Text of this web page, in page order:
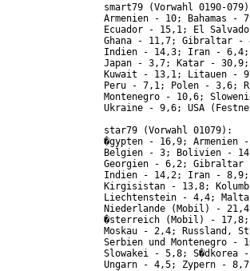
smart79 (Vorwahl 0190-
Armenien - 10; Bahamas
Ecuador - 15,1; El
Ghana - 11,7; Gibraltar
Indien - 14,3; Iran -
Japan - 3,7; Katar -
Kuwait - 13,1; Litauen -
Peru - 7,1; Polen - 3,6;
Montenegro - 10,6;
Ukraine - 9,6; USA
star79 (Vorwahl 01079):
�gypten - 16,9;
Belgien - 3; Bolivien -
Georgien - 6,2; Gibraltar
Indien - 14,2; Iran - 8,9;
Kirgisistan - 13,8;
Liechtenstein - 4,4;
Niederlande (Mobil) -
�sterreich (Mobil) - 17,8;
Moskau - 2,4; Russland,
Serbien und Montenegro
Slowakei - 5,8;
Ungarn - 4,5; Zypern -